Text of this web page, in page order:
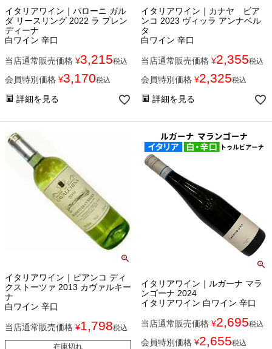
イタリアワイン｜パローニ ガル
ダ リースリング 2022 ラ プレン
ディーナ
白ワイン 辛口
当店通常販売価格 ¥3,215税込
会員特別価格 ¥3,170税込
詳細を見る
イタリアワイン｜カナヤ ビア
ンコ 2023 ヴィッラ アンナベル
タ
白ワイン 辛口
当店通常販売価格 ¥2,355税込
会員特別価格 ¥2,325税込
詳細を見る
イタリアワイン｜ビアンコ ディ
クストーツァ 2013 カヴァルキー
ナ
白ワイン 辛口
当店通常販売価格 ¥1,798税込
在庫切れ
イタリアワイン｜ルガーナ マラ
ンゴーナ 2024
イタリアワイン 白ワイン 辛口
当店通常販売価格 ¥2,695税込
会員特別価格 ¥2,655税込